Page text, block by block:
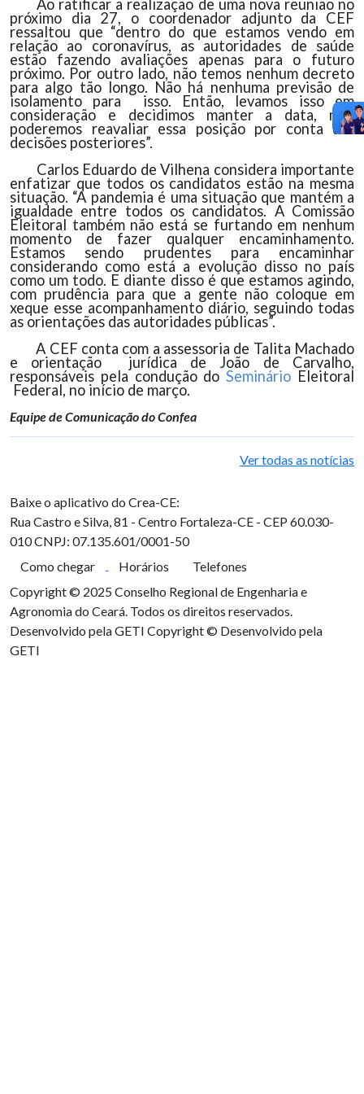
Ao ratificar a realização de uma nova reunião no
próximo dia 27, o coordenador adjunto da CEF
ressaltou que “dentro do que estamos vendo em
relação ao coronavírus, as autoridades de saúde
estão fazendo avaliações apenas para o futuro
próximo. Por outro lado, não temos nenhum decreto
para algo tão longo. Não há nenhuma previsão de
isolamento para isso. Então, levamos isso em
consideração e decidimos manter a data, mas
poderemos reavaliar essa posição por conta das
decisões posteriores”.
Carlos Eduardo de Vilhena considera importante
enfatizar que todos os candidatos estão na mesma
situação. “A pandemia é uma situação que mantém a
igualdade entre todos os candidatos. A Comissão
Eleitoral também não está se furtando em nenhum
momento de fazer qualquer encaminhamento.
Estamos sendo prudentes para encaminhar
considerando como está a evolução disso no país
como um todo. E diante disso é que estamos agindo,
com prudência para que a gente não coloque em
xeque esse acompanhamento diário, seguindo todas
as orientações das autoridades públicas”.
A CEF conta com a assessoria de Talita Machado
e orientação jurídica de João de Carvalho,
responsáveis pela condução do Seminário Eleitoral
Federal, no início de março.
Equipe de Comunicação do Confea
Ver todas as notícias
Baixe o aplicativo do Crea-CE:
Rua Castro e Silva, 81 - Centro Fortaleza-CE - CEP 60.030-
010CNPJ: 07.135.601/0001-50
Como chegar
Horários
Telefones
Copyright © 2025 Conselho Regional de Engenharia e
Agronomia do Ceará. Todos os direitos reservados.
Desenvolvido pela GETI Copyright © Desenvolvido pela
GETI